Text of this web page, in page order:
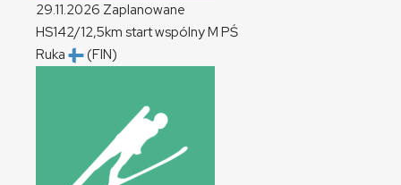
29.11.2026 Zaplanowane
HS142/12,5km start wspólnyM PŚ
Ruka
(FIN)